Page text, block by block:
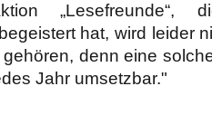
hat, wird leider
denn eine
Jahr umsetzbar."